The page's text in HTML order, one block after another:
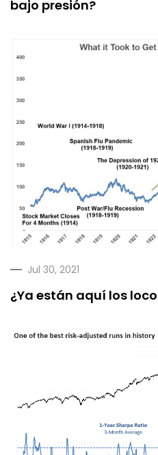
bajo presión?
Jul 30, 2021
¿Ya están aquí los